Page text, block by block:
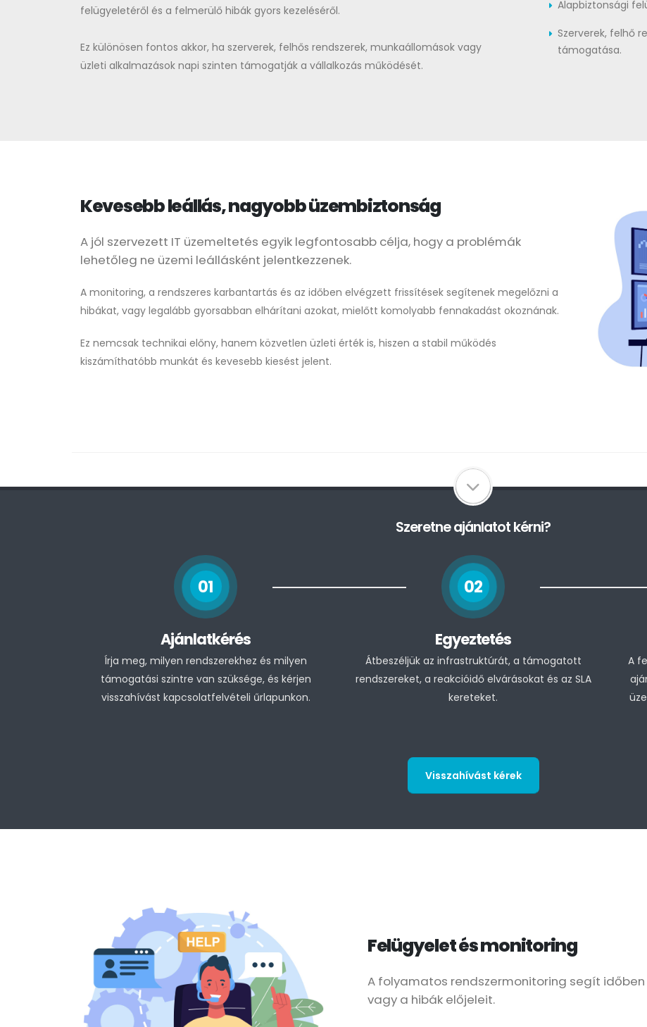
felügyeletéről és a felmerülő hibák gyors kezeléséről.
Ez különösen fontos akkor, ha szerverek, felhős rendszerek, munkaállomások vagy
üzleti alkalmazások napi szinten támogatják a vállalkozás működését.
Alapbiztonsági
Szerverek, felhő
támogatása.
Kevesebb leállás, nagyobb üzembiztonság
A jól szervezett IT üzemeltetés egyik legfontosabb célja, hogy a problémák
lehetőleg ne üzemi leállásként jelentkezzenek.
A monitoring, a rendszeres karbantartás és az időben elvégzett frissítések segítenek megelőzni a
hibákat, vagy legalább gyorsabban elhárítani azokat, mielőtt komolyabb fennakadást okoznának.
Ez nemcsak technikai előny, hanem közvetlen üzleti érték is, hiszen a stabil működés
kiszámíthatóbb munkát és kevesebb kiesést jelent.
Szeretne ajánlatot kérni?
01
Ajánlatkérés
Írja meg, milyen rendszerekhez és milyen
támogatási szintre van szüksége, és kérjen
visszahívást kapcsolatfelvételi űrlapunkon.
02
Egyeztetés
Átbeszéljük az infrastruktúrát, a támogatott
rendszereket, a reakcióidő elvárásokat és az SLA
kereteket.
A
Visszahívást kérek
Felügyelet és monitoring
A folyamatos rendszermonitoring segít
vagy a hibák előjeleit.